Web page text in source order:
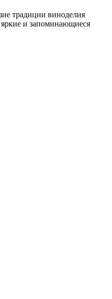
традиции виноделия
и запоминающиеся